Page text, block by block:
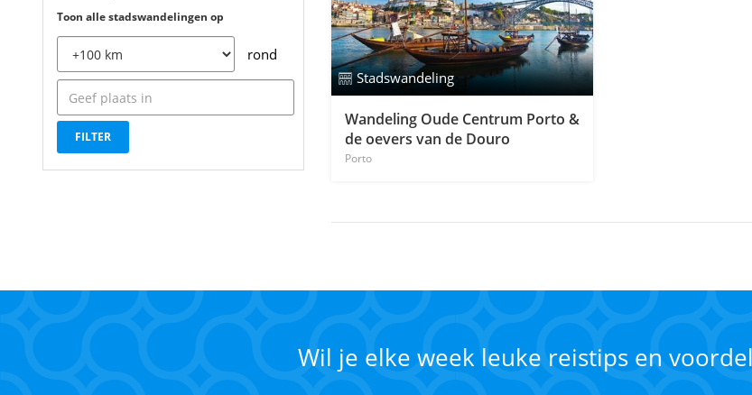
Toon alle stadswandelingen op
rond
Stadswandeling
Wandeling Oude Centrum Porto &
de oevers van de Douro
Porto
Wil je elke week leuke reistips en